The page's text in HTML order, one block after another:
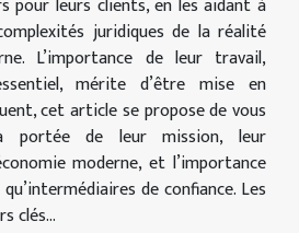
pour leurs clients, en les aidant à
juridiques de la réalité
L’importance de leur travail,
mérite d’être mise en
cet article se propose de vous
portée de leur mission, leur
moderne, et l’importance
de confiance. Les
clés...